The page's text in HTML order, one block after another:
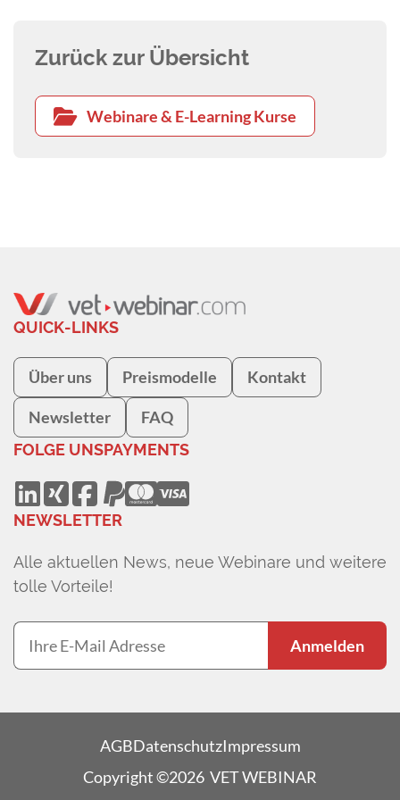
Vortrag erfahren Sie mehr über die
Chondroprotektivums.
Zurück zur Übersicht
Webinare & E-Learning Kurse
QUICK-LINKS
Über uns Preismodelle Kontakt
Newsletter FAQ
FOLGE UNSPAYMENTS
NEWSLETTER
Alle aktuellen News, neue Webinare und weitere
tolle Vorteile!
Anmelden
AGBDatenschutzImpressum
Copyright ©2026 VET WEBINAR